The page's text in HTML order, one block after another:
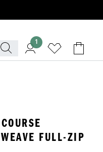
1
FULL-ZIP